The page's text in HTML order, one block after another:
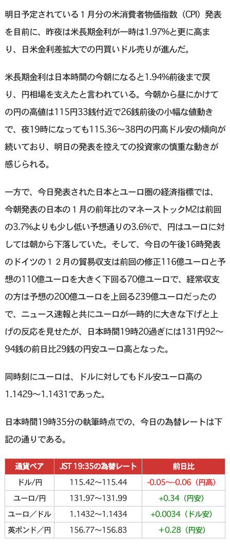
明日予定されている１月分の米消費者物価指数（CPI）発表
を目前に、昨夜は米長期金利が一時は1.97%と更に高ま
り、日米金利差拡大での円買いドル売りが進んだ。
米長期金利は日本時間の今朝になると1.94%前後まで戻
り、円相場を支えたと言われている。今朝から昼にかけて
の円の高値は115円33銭付近で26銭前後の小幅な値動き
で、夜19時になっても115.36〜38円の円高ドル安の傾向が
続いており、明日の発表を控えての投資家の慎重な動きが
感じられる。
一方で、今日発表された日本とユーロ圏の経済指標では、
今朝発表の日本の１月の前年比のマネーストックM2は前回
の3.7%よりも少し低い予想通りの3.6%で、円はユーロに対
しては朝から下落していた。そして、今日の午後16時発表
のドイツの１２月の貿易収支は前回の修正116億ユーロと予
想の110億ユーロを大きく下回る70億ユーロで、経常収支
の方は予想の200億ユーロを上回る239億ユーロだったの
で、ニュース速報と共にユーロが一時的に大きな下げと上
げの反応を見せたが、日本時間19時20過ぎには131円92〜
94銭の前日比29銭の円安ユーロ高となった。
同時刻にユーロは、ドルに対してもドル安ユーロ高の
1.1429〜1.1431であった。
日本時間19時35分の執筆時点での、今日の為替レートは下
記の通りである。
通貨ペア JST 19:35の為替レート
前日比
ドル/円
115.42～115.44
-0.05～-0.06（円高）
ユーロ/円
131.97～131.99
+0.34（円安）
ユーロ／ドル
1.1432～1.1434
+0.0034（ドル安）
英ポンド／円
156.77～156.83 ＋0.28（円安）